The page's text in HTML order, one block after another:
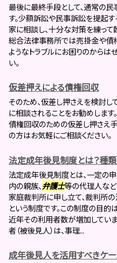
最後に最終手段として、通常の
す。少額訴訟や民事訴訟を提起す
家に相談し、十分な対策を練って
総合法律事務所では売掛金や債
ようなトラブルにお困りのから
い。
仮差押えによる債権回収
そのため、仮差し押さえを検討し
に相談されることをお勧めしま
債権回収のための仮差し押さえ
の方はお気軽にご相談ください。
法定成年後見制度とは？種類
法定成年後見制度とは、一定の申
内の親族、 弁護士等の代理人な
家庭裁判所に申し立て、裁判所
という制度です。この制度の目的
近年その利用者数が増加してい
者（被後見人）は、事理...
成年後見人を活用すべきケ